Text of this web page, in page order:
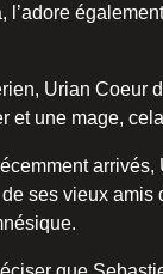
Urian
une mage,
ses vieux